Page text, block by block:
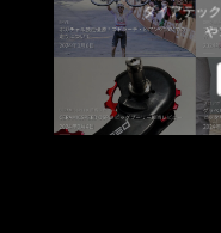
ダイアテッ
や